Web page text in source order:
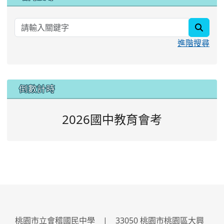
進階搜尋
::: 倒數計時
2026國中教育會考
桃園市立會稽國民中學 | 33050 桃園市桃園區大興